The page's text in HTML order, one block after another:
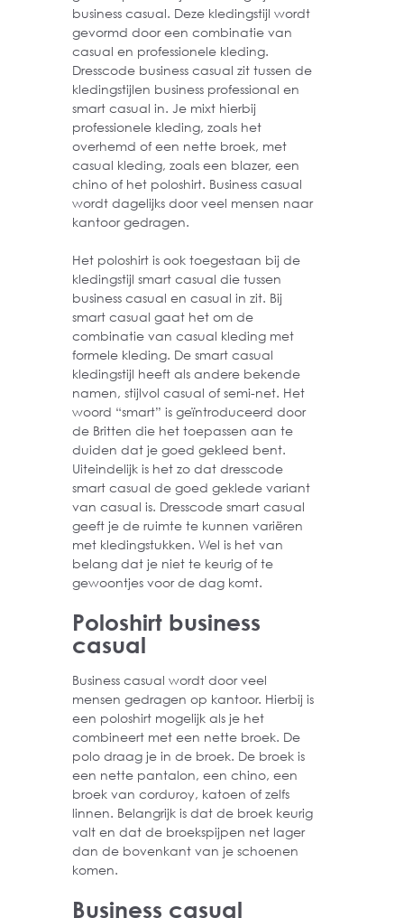
business casual. Deze kledingstijl wordt
gevormd door een combinatie van
casual en professionele kleding.
Dresscode business casual zit tussen de
kledingstijlen business professional en
smart casual in. Je mixt hierbij
professionele kleding, zoals het
overhemd of een nette broek, met
casual kleding, zoals een blazer, een
chino of het poloshirt. Business casual
wordt dagelijks door veel mensen naar
kantoor gedragen.
Het poloshirt is ook toegestaan bij de
kledingstijl smart casual die tussen
business casual en casual in zit. Bij
smart casual gaat het om de
combinatie van casual kleding met
formele kleding. De smart casual
kledingstijl heeft als andere bekende
namen, stijlvol casual of semi-net. Het
woord “smart” is geïntroduceerd door
de Britten die het toepassen aan te
duiden dat je goed gekleed bent.
Uiteindelijk is het zo dat dresscode
smart casual de goed geklede variant
van casual is. Dresscode smart casual
geeft je de ruimte te kunnen variëren
met kledingstukken. Wel is het van
belang dat je niet te keurig of te
gewoontjes voor de dag komt.
Poloshirt business
casual
Business casual wordt door veel
mensen gedragen op kantoor. Hierbij is
een poloshirt mogelijk als je het
combineert met een nette broek. De
polo draag je in de broek. De broek is
een nette pantalon, een chino, een
broek van corduroy, katoen of zelfs
linnen. Belangrijk is dat de broek keurig
valt en dat de broekspijpen net lager
dan de bovenkant van je schoenen
komen.
Business casual